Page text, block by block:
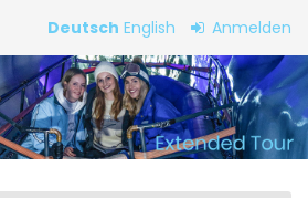
Deutsch English Anmelden